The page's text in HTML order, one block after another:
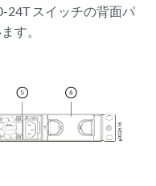
24T スイッチの背面パ
す。